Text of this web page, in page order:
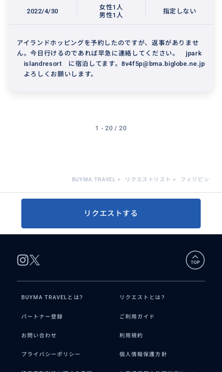
2022/4/30
女性1人
男性1人
指定しない
アイランドホッピングを予約したのですが、返事がありませ
ん。今日行けるのであれば早急に連絡してください。 jpark
islandresort に宿泊してます。8v4f5p@bma.biglobe.ne.jp
よろしくお願いします。
1 - 20 / 20
BUYMA TRAVEL > リクエストリスト > フィリピン
リクエストする
BUYMA TRAVELとは? リクエストとは?
パートナー登録 ご利用ガイド
お問い合わせ 利用規約
プライバシーポリシー 個人情報保護方針